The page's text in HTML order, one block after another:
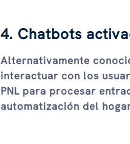
4. Chatbots
Alternativamente
interactuar con los
PNL para procesar
automatización del